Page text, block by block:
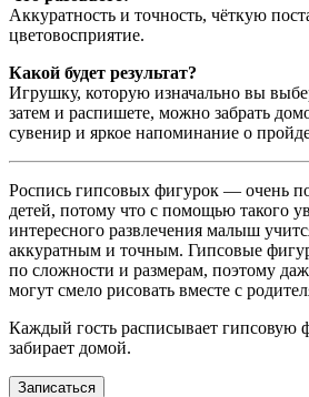
Аккуратность и точность, чёткую
цветовосприятие.
Какой будет результат?
Игрушку, которую изначально вы
затем и распишете, можно забрать
сувенир и яркое напоминание о
Роспись гипсовых фигурок — очень
детей, потому что с помощью такого
интересного развлечения малыш
аккуратным и точным. Гипсовые
по сложности и размерам, поэтому
могут смело рисовать вместе с
Каждый гость расписывает гипсовую
забирает домой.
Записаться